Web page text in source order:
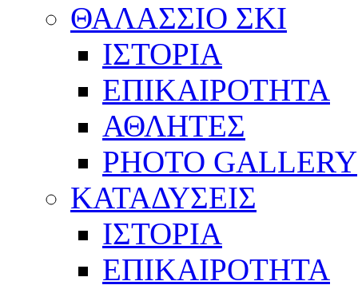
ΘΑΛΑΣΣΙΟ ΣΚΙ
ΙΣΤΟΡΙΑ
ΕΠΙΚΑΙΡΟΤΗΤΑ
ΑΘΛΗΤΕΣ
PHOTO GALLERY
ΚΑΤΑΔΥΣΕΙΣ
ΙΣΤΟΡΙΑ
ΕΠΙΚΑΙΡΟΤΗΤΑ